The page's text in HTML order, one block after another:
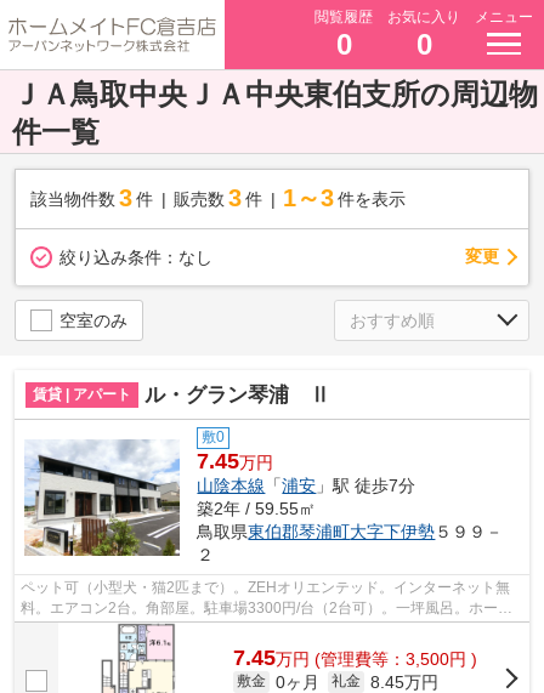
閲覧履歴
0
お気に入り
0
メニュー
ＪＡ鳥取中央ＪＡ中央東伯支所の周辺物
件一覧
該当物件数 3件 販売数 3 件 1～3 件を表示
絞り込み条件： なし 変更
空室のみ
賃貸 | アパート ル・グラン琴浦 Ⅱ
敷0
7.45万円
山陰本線 「浦安 」駅 徒歩7分
築2年 / 59.55㎡
鳥取県東伯郡琴浦町大字下伊勢５９９－
２
ペット可（小型犬・猫2匹まで）。ZEHオリエンテッド。インターネット無
料。エアコン2台。角部屋。駐車場3300円/台（2台可）。一坪風呂。ホーム
セキュリティ。防犯カメラ。宅配ボックス...
7.45万円 (管理費等：3,500円 )
敷金 0ヶ月 礼金 8.45万円